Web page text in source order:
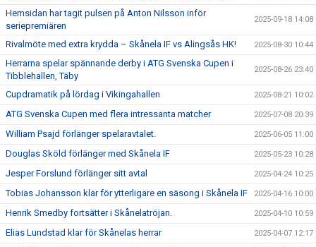
Hemsidan har tagit pulsen på Anton Nilsson inför
seriepremiären
2025-09-18 14:08
Rivalmöte med extra krydda – Skånela IF vs Alingsås HK! 2025-08-30 10:44
Herrarna spelar spännande derby i ATG Svenska Cupen i
Tibblehallen, Täby
2025-08-26 23:40
Cupdramatik på lördag i Vikingahallen 2025-08-21 10:02
ATG Svenska Cupen med flera intressanta matcher 2025-07-08 20:39
William Psajd förlänger spelaravtalet. 2025-06-05 11:00
Douglas Sköld förlänger med Skånela IF 2025-05-23 10:28
Jesper Forslund förlänger sitt avtal 2025-04-24 10:25
Tobias Johansson klar för ytterligare en säsong i Skånela IF 2025-04-16 10:00
Henrik Smedby fortsätter i Skånelatröjan. 2025-04-10 10:59
Elias Lundstad klar för Skånelas herrar 2025-04-07 12:17